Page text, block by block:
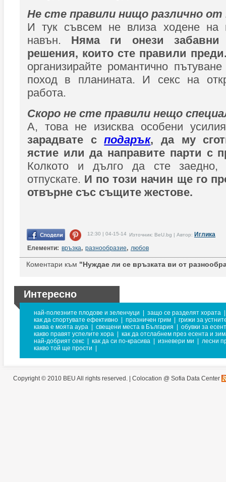
Не сте правили нищо различно от
И тук съвсем не влиза ходене на
навън. Няма ги онези
решения, които сте правили
организирайте романтично
поход в планината. И секс на
работа.
Скоро не сте правили нещо
А, това не изисква особени
зарадвате сподарък, да му
ястие или да направите парти с
Колкото и дълго да сте
отпускате. И по този начин ще го
отвърне със същите жестове.
12:30 | 04-15-14 Източник: BeU.bg | Автор: Иглика
Елементи: връзка, разнообразие, любов
Коментари към "Нуждае ли се връзката ви от
Интересно
най-полезните плодове и зеленчуци защо се разделят хората
как да спортувате ефективно
празничен грим
грижи за
каква е моята аура
свещени места в България
обувки за
какво правят успелите хора
как да отслабнем през есента и
най-добрият секс
как да си по-красива изневери ми
лесни
какво той ще прости
Copyright © 2010 BEU All rights reserved. | Colocation @ Sofia Data Center